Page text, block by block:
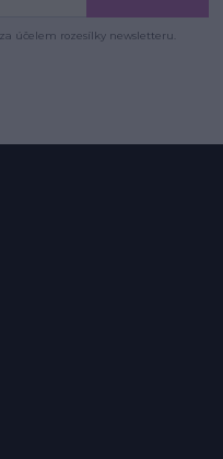
za účelem rozesílky newsletteru.